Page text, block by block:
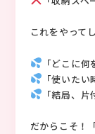
これをやって
「どこに
「使いた
「結局、
だからこそ！